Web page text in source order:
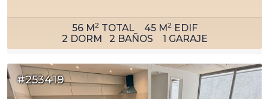
56M2TOTAL 45M2EDIF
2 DORM 2 BAÑOS 1 GARAJE
#253419